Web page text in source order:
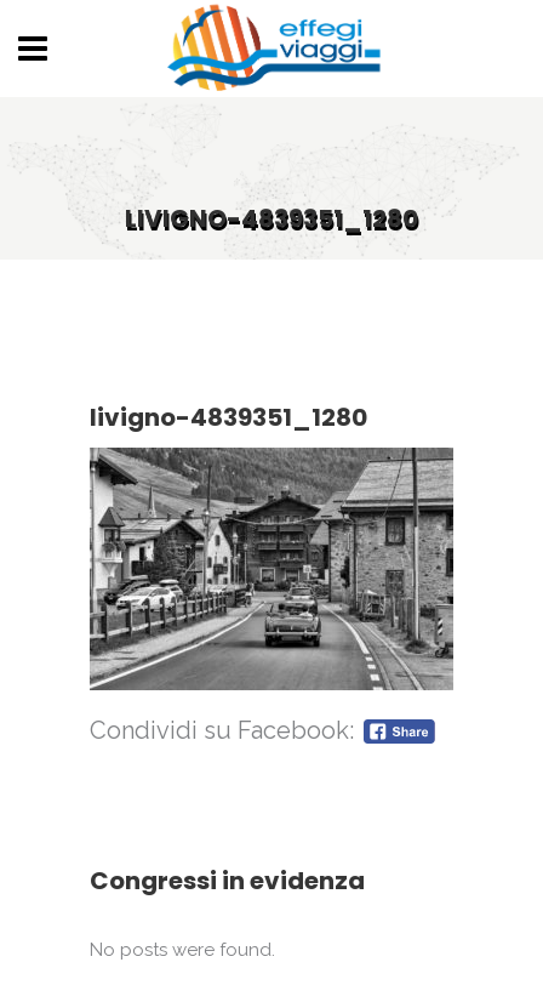
LIVIGNO-4839351_1280
livigno-4839351_1280
Condividi su Facebook:
Congressi in evidenza
No posts were found.